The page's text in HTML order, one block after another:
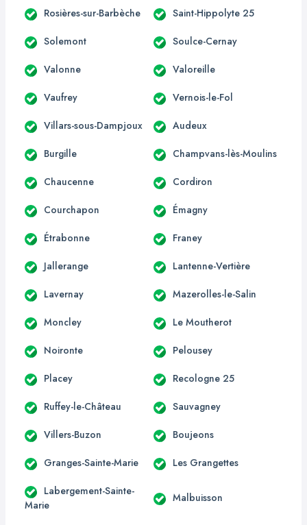
Rosières-sur-Barbèche Saint-Hippolyte 25
Solemont Soulce-Cernay
Valonne Valoreille
Vaufrey Vernois-le-Fol
Villars-sous-Dampjoux Audeux
Burgille Champvans-lès-Moulins
Chaucenne Cordiron
Courchapon Émagny
Étrabonne Franey
Jallerange Lantenne-Vertière
Lavernay Mazerolles-le-Salin
Moncley Le Moutherot
Noironte Pelousey
Placey Recologne 25
Ruffey-le-Château Sauvagney
Villers-Buzon Boujeons
Granges-Sainte-Marie Les Grangettes
Labergement-Sainte-
Marie
Malbuisson